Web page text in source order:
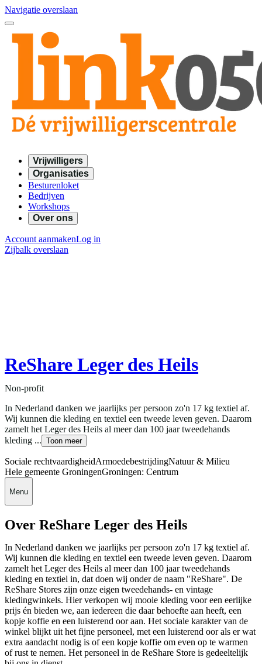
Navigatie overslaan
Vrijwilligers
Organisaties
Besturenloket
Bedrijven
Workshops
Over ons
Account aanmakenLog in
Zijbalk overslaan
ReShare Leger des Heils
Non-profit
In Nederland danken we jaarlijks per persoon zo'n 17 kg textiel af.
Wij kunnen die kleding en textiel een tweede leven geven. Daarom
zamelt het Leger des Heils al meer dan 100 jaar tweedehands
kleding ... Toon meer
Sociale rechtvaardigheidArmoedebestrijdingNatuur & Milieu
Hele gemeente GroningenGroningen: Centrum
Menu
Over ReShare Leger des Heils
In Nederland danken we jaarlijks per persoon zo'n 17 kg textiel af.
Wij kunnen die kleding en textiel een tweede leven geven. Daarom
zamelt het Leger des Heils al meer dan 100 jaar tweedehands
kleding en textiel in, dat doen wij onder de naam "ReShare". De
ReShare Stores zijn onze eigen tweedehands- en vintage
kledingwinkels. Hier verkopen wij mooie kleding voor een eerlijke
prijs én bieden we, aan iedereen die daar behoefte aan heeft, een
kopje koffie en een luisterend oor aan. Het sociale karakter van de
winkel blijkt uit het fijne personeel, met een luisterend oor als er wat
extra aandacht nodig is of een kopje koffie om even op te warmen
of rust te nemen. Het personeel in de ReShare Store is gedeeltelijk